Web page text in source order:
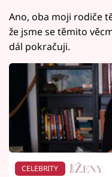
Ano, oba moji rodiče
že jsme se těmito
dál pokračuji.
CELEBRITY